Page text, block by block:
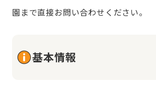
園まで直接お問い合わせください。
基本情報